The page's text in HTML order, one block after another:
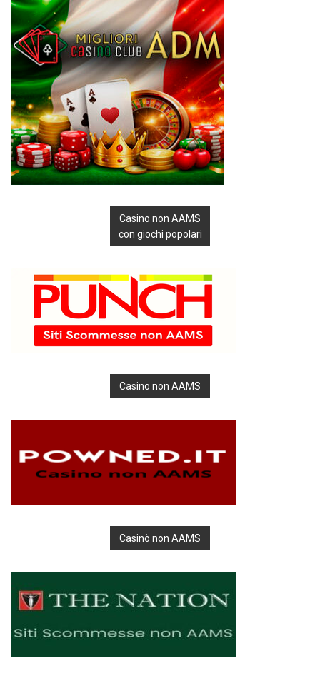
Casino non AAMS
con giochi popolari
Casino non AAMS
Casinò non AAMS